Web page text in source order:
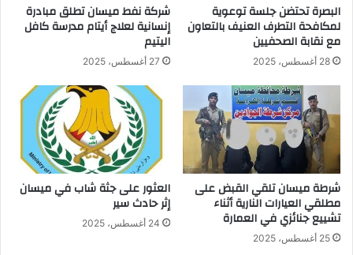
البصرة تحتضن جلسة توعوية
لمكافحة التطرف العنيف بالتعاون
مع نقابة الصحفيين
28 أغسطس، 2025
شركة نفط ميسان تطلق مبادرة
إنسانية لعلاج أيتام مدرسة كافل
اليتيم
27 أغسطس، 2025
شرطة ميسان تلقي القبض على
مطلقي العيارات النارية أثناء
تشييع جنائزي في العمارة
25 أغسطس، 2025
العثور على جثة شاب في ميسان
إثر حادث سير
24 أغسطس، 2025